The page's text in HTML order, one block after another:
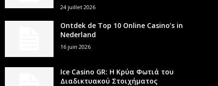
24 juillet 2026
Ontdek de Top 10 Online Casino’s in
Nederland
16 juin 2026
Ice Casino GR: Η Κρύα Φωτιά του
Διαδικτυακού Στοιχήματος